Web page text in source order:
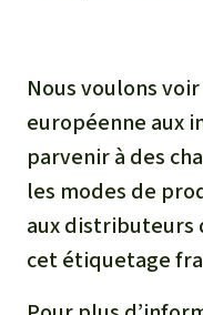
Nous voulons
européenne aux
parvenir à des
les modes de
aux distributeurs
cet étiquetage